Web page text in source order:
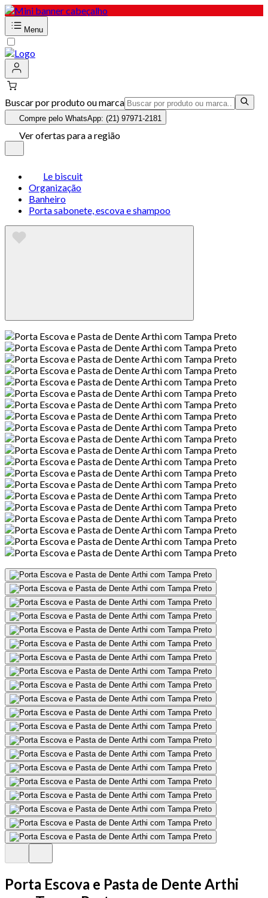
Menu
Buscar por produto ou marca
Compre pelo WhatsApp: (21) 97971-2181
Ver ofertas para a região
Le biscuit
Organização
Banheiro
Porta sabonete, escova e shampoo
Porta Escova e Pasta de Dente Arthi